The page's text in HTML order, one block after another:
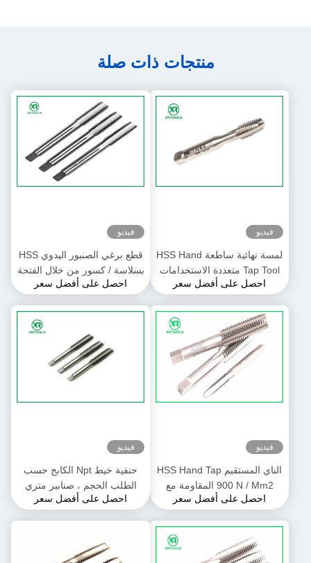
منتجات ذات صلة
فيديو
لمسة نهائية ساطعة HSS Hand
Tap Tool متعددة الاستخدامات
بزاوية 66 درجة ISO529 قياسياحصل على أفضل سعر
فيديو
قطع برغي الصنبور اليدوي HSS
بسلاسة / كسور من خلال الفتحة
احصل على أفضل سعر
فيديو
الناي المستقيم HSS Hand Tap
900 N / Mm2 المقاومة مع
لمسة نهائية مشرقة
احصل على أفضل سعر
فيديو
حنفية خيط Npt الكابح حسب
الطلب الحجم ، صنابير متري
طويلة من سبائك المغنيسيوم
احصل على أفضل سعر